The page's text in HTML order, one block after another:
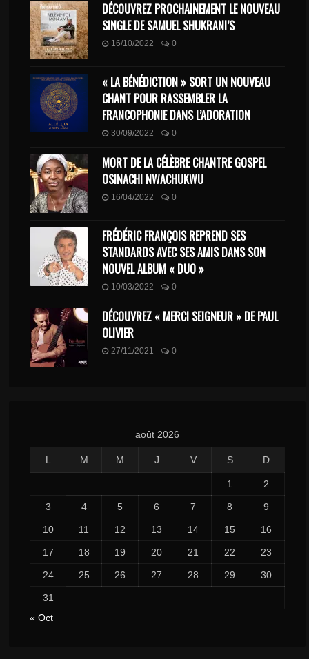
DÉCOUVREZ PROCHAINEMENT LE NOUVEAU
SINGLE DE SAMUEL SHUKRANI’S
16/10/2022 0
« LA BÉNÉDICTION » SORT UN NOUVEAU
CHANT POUR RASSEMBLER LA
FRANCOPHONIE DANS L’ADORATION
30/09/2022 0
MORT DE LA CÉLÈBRE CHANTRE GOSPEL
OSINACHI NWACHUKWU
16/04/2022 0
FRÉDÉRIC FRANÇOIS REPREND SES
STANDARDS AVEC SES AMIS DANS SON
NOUVEL ALBUM « DUO »
10/03/2022 0
DÉCOUVREZ « MERCI SEIGNEUR » DE PAUL
OLIVIER
27/11/2021 0
août 2026
L M M J V S D
1 2
3 4 5 6 7 8 9
10 11 12 13 14 15 16
17 18 19 20 21 22 23
24 25 26 27 28 29 30
31
« Oct